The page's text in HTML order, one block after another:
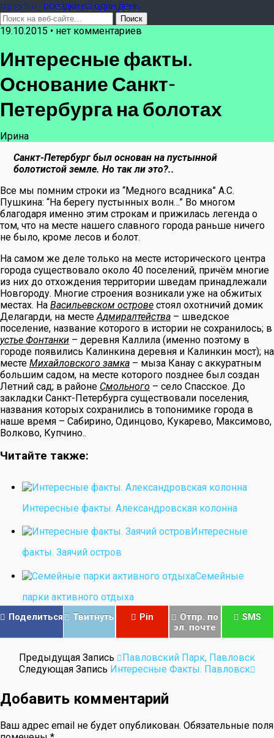
tripgid.ru - поездки на один день
19.10.2015 • нет комментариев
Интересные факты.
Основание Санкт-
Петербурга на болотах
Ирина
Санкт-Петербург был основан на пустынной
болотистой земле. Но так ли это?..
Все мы помним строки из “Медного всадника” А.С.
Пушкина: “На берегу пустынных волн…” Во многом
благодаря именно этим строкам и прижилась легенда о
том, что на месте нашего славного города раньше ничего
не было, кроме лесов и болот.
На самом же деле только на месте исторического центра
города существовало около 40 поселений, причём многие
из них до отхождения территории шведам принадлежали
Новгороду. Многие строения возникали уже на обжитых
местах. На Васильевском острове стоял охотничий домик
Делагарди, на местеАдмиралтейства – шведское
поселение, название которого в истории не сохранилось; в
устье Фонтанки – деревня Каллила (именно поэтому в
городе появились Калинкина деревня и Калинкин мост); на
месте Михайловского замка – мыза Канау с аккуратным
большим садом, на месте которого позднее был создан
Летний сад; в районе Смольного – село Спасское. До
закладки Санкт-Петербурга существовали поселения,
названия которых сохранились в топонимике города в
наше время – Сабирино, Одинцово, Кукарево, Максимово,
Волково, Купчино..
Читайте также:
Интересные факты. Александровская колонна
Интересные
факты. Заячий остров
Семейные
парки активного отдыха
Поделиться Твитнуть Pin
Отпр. по
эл. почте
SMS
Предыдущая Запись
Павловский Парк, Павловск
Следующая Запись Интересные Факты. Павловск
Добавить комментарий
Ваш адрес email не будет опубликован. Обязательные поля